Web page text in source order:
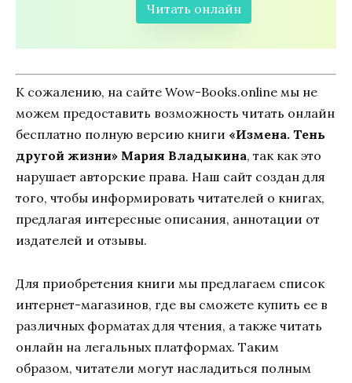
Читать онлайн
К сожалению, на сайте Wow-Books.online мы не
можем предоставить возможность читать онлайн
бесплатно полную версию книги «Измена. Тень
другой жизни» Мария Владыкина, так как это
нарушает авторские права. Наш сайт создан для
того, чтобы информировать читателей о книгах,
предлагая интересные описания, аннотации от
издателей и отзывы.
Для приобретения книги мы предлагаем список
интернет-магазинов, где вы сможете купить ее в
различных форматах для чтения, а также читать
онлайн на легальных платформах. Таким
образом, читатели могут насладиться полным